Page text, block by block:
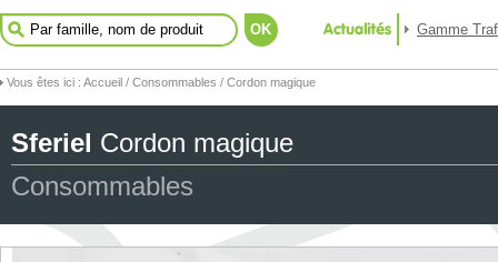
OK Gamme
Vous êtes ici : Accueil / Consommables / Cordon magique
Sferiel Cordon magique
Consommables